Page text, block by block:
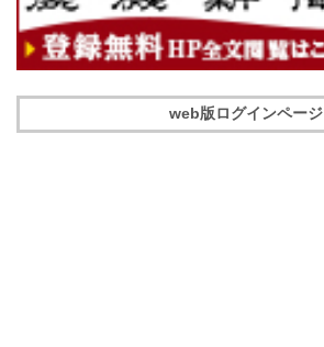
web版ログインページ